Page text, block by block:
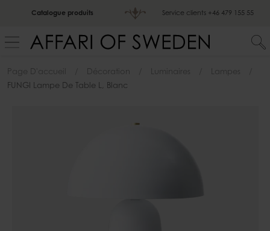
Catalogue produits Service clients +46 479 155 55
Page D'accueil Décoration Luminaires
Lampes
FUNGI Lampe De Table L, Blanc